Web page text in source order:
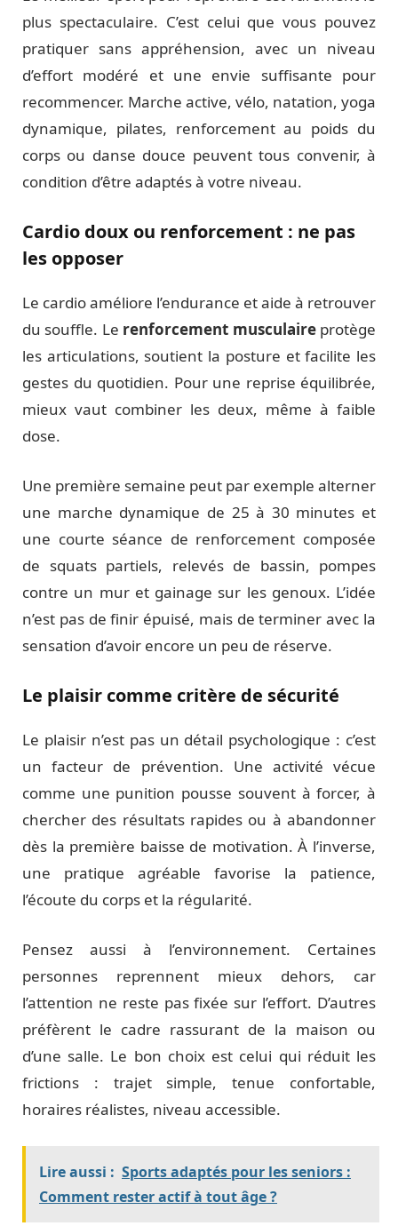
plus spectaculaire. C’est celui que vous pouvez
pratiquer sans appréhension, avec un niveau
d’effort modéré et une envie suffisante pour
recommencer. Marche active, vélo, natation, yoga
dynamique, pilates, renforcement au poids du
corps ou danse douce peuvent tous convenir, à
condition d’être adaptés à votre niveau.
Cardio doux ou renforcement : ne pas
les opposer
Le cardio améliore l’endurance et aide à retrouver
du souffle. Le renforcement musculaireprotège
les articulations, soutient la posture et facilite les
gestes du quotidien. Pour une reprise équilibrée,
mieux vaut combiner les deux, même à faible
dose.
Une première semaine peut par exemple alterner
une marche dynamique de 25 à 30 minutes et
une courte séance de renforcement composée
de squats partiels, relevés de bassin, pompes
contre un mur et gainage sur les genoux. L’idée
n’est pas de finir épuisé, mais de terminer avec la
sensation d’avoir encore un peu de réserve.
Le plaisir comme critère de sécurité
Le plaisir n’est pas un détail psychologique : c’est
un facteur de prévention. Une activité vécue
comme une punition pousse souvent à forcer, à
chercher des résultats rapides ou à abandonner
dès la première baisse de motivation. À l’inverse,
une pratique agréable favorise la patience,
l’écoute du corps et la régularité.
Pensez aussi à l’environnement. Certaines
personnes reprennent mieux dehors, car
l’attention ne reste pas fixée sur l’effort. D’autres
préfèrent le cadre rassurant de la maison ou
d’une salle. Le bon choix est celui qui réduit les
frictions : trajet simple, tenue confortable,
horaires réalistes, niveau accessible.
Lire aussi : Sports adaptés pour les seniors :
Comment rester actif à tout âge ?